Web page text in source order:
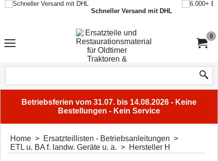
Schneller Versand mit DHL
0
Betriebsferien vom 31.07. bis 14.08.2026 - Keine
Bestellungen - Kein Service
Home > Ersatzteillisten - Betriebsanleitungen >
ETL u. BA f. landw. Geräte u. a. > Hersteller H